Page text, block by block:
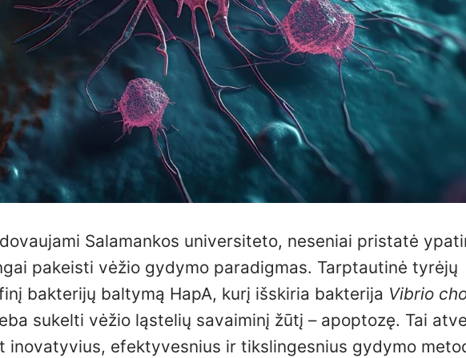
Salamankos universiteto, neseniai pristatė
pakeisti vėžio gydymo paradigmas. Tarptautinė tyrėjų
bakterijų baltymą HapA, kurį išskiria bakterija Vibrio
sukelti vėžio ląstelių savaiminį žūtį – apoptozę. Tai
inovatyvius, efektyvesnius ir tikslingesnius gydymo